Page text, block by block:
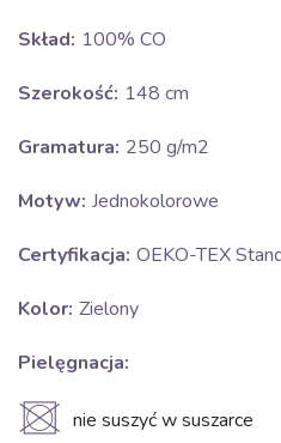
Skład: 100% CO
Szerokość: 148 cm
Gramatura: 250 g/m2
Motyw: Jednokolorowe
Certyfikacja: OEKO-TEX
Kolor: Zielony
Pielęgnacja:
U nie suszyć w suszarce